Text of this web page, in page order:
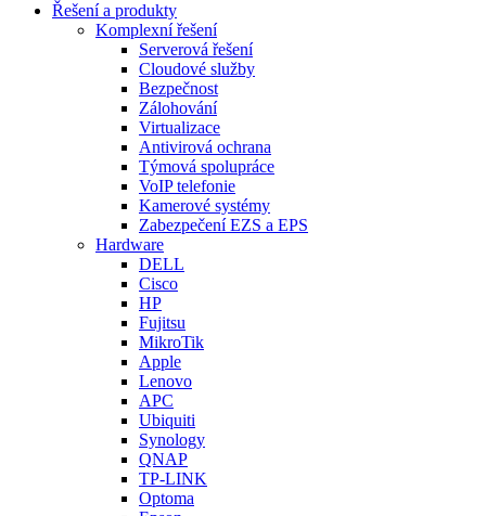
Řešení a produkty
Komplexní řešení
Serverová řešení
Cloudové služby
Bezpečnost
Zálohování
Virtualizace
Antivirová ochrana
Týmová spolupráce
VoIP telefonie
Kamerové systémy
Zabezpečení EZS a EPS
Hardware
DELL
Cisco
HP
Fujitsu
MikroTik
Apple
Lenovo
APC
Ubiquiti
Synology
QNAP
TP-LINK
Optoma